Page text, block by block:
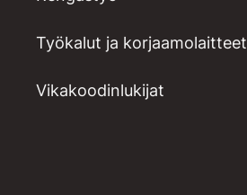
Työkalut ja korjaamolaitteet
Vikakoodinlukijat